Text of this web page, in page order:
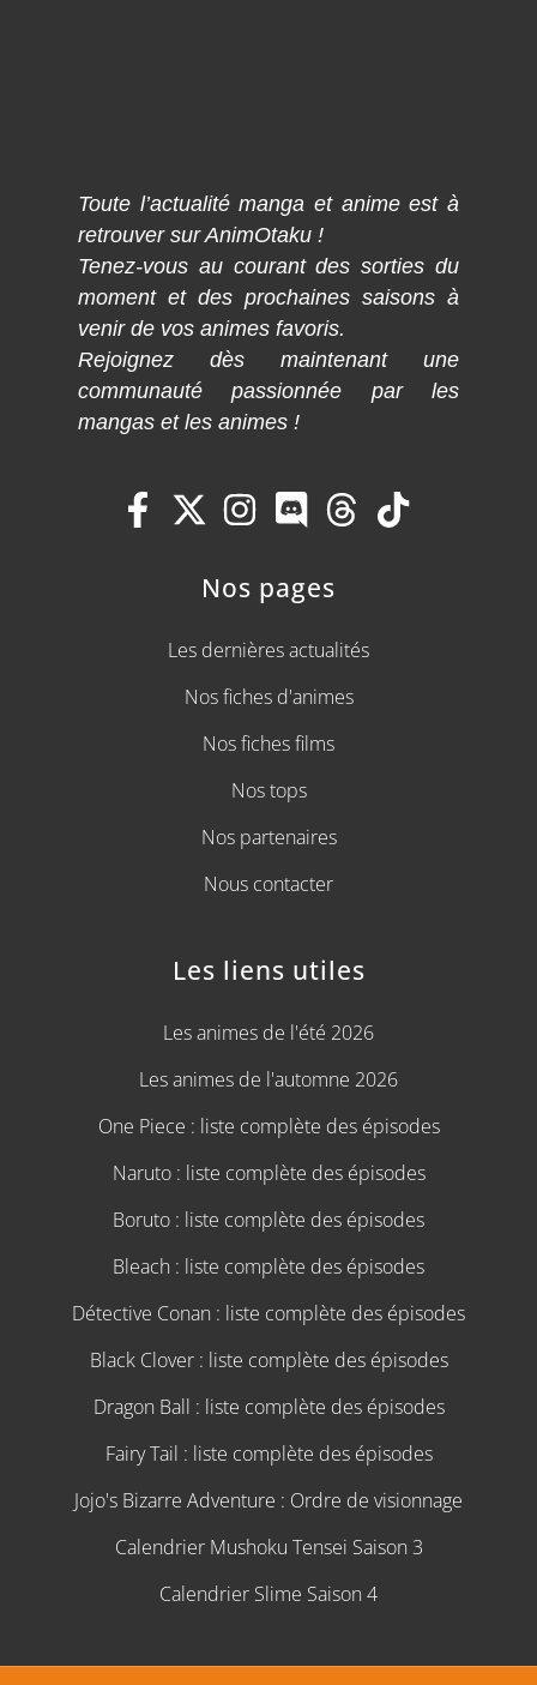
Toute l’actualité manga et anime est à
retrouver sur AnimOtaku !
Tenez-vous au courant des sorties du
moment et des prochaines saisons à
venir de vos animes favoris.
Rejoignez dès maintenant une
communauté passionnée par les
mangas et les animes !
Nos pages
Les dernières actualités
Nos fiches d'animes
Nos fiches films
Nos tops
Nos partenaires
Nous contacter
Les liens utiles
Les animes de l'été 2026
Les animes de l'automne 2026
One Piece : liste complète des épisodes
Naruto : liste complète des épisodes
Boruto : liste complète des épisodes
Bleach : liste complète des épisodes
Détective Conan : liste complète des épisodes
Black Clover : liste complète des épisodes
Dragon Ball : liste complète des épisodes
Fairy Tail : liste complète des épisodes
Jojo's Bizarre Adventure : Ordre de visionnage
Calendrier Mushoku Tensei Saison 3
Calendrier Slime Saison 4